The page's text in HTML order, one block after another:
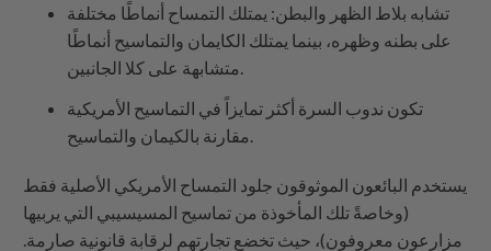
تشابه بلاط الظهر والبطن: يمتلك التمساح أنماطًا مختلفة
على بطنه وظهره، بينما يمتلك الكايمان والتماسيح أنماطًا
تكون ندوب السرة أكثر تمايزاً في التماسيح الأمريكية
يستخدم البائعون الموثوقون جلود التمساح الأمريكي الأصلية فقط
(وخاصةً تلك المأخوذة من تماسيح المسيسيبي التي يربيها
مزارعون معروفون)، حيث تخضع تجارتهم لرقابة قانونية صارمة.